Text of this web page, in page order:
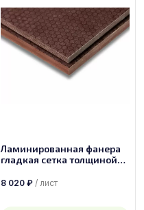
Ламинированная фанера
гладкая сетка толщиной
1500х3000, сорт 1/1
8 020 ₽ / лист